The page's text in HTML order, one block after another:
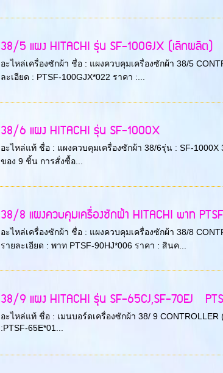
38/5 แผง HITACHI รุ่น SF-100GJX (เลิกผลิต)
อะไหล่เครื่องซักผ้า ชื่อ : แผงควบคุมเครื่องซักผ้า 38/5
ละเอียด : PTSF-100GJX*022 ราคา :...
38/6 แผง HITACHI รุ่น SF-1000X
อะไหล่แท้ ชื่อ : แผงควบคุมเครื่องซักผ้า 38/6รุ่น : SF-
ของ 9 ชิ้น การสั่งซื้อ...
38/8 แผงควบคุมเครื่องซักผ้า HITACHI พาท
อะไหล่เครื่องซักผ้า ชื่อ : แผงควบคุมเครื่องซักผ้า 38/8
รายละเอียด : พาท PTSF-90HJ*006 ราคา : สินค...
38/9 แผง HITACHI รุ่น SF-65CJ,SF-70EJ
อะไหล่แท้ ชื่อ : เมนบอร์ดเครื่องซักผ้า 38/ 9
:PTSF-65E*01...